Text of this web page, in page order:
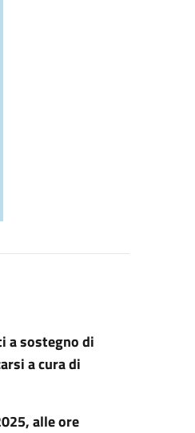
a sostegno di
a cura di
alle ore